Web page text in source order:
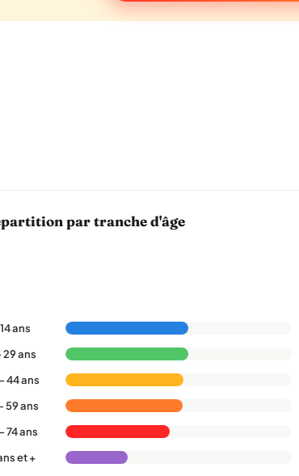
par tranche d'âge
ans
29 ans
44 ans
59 ans
74 ans
et +